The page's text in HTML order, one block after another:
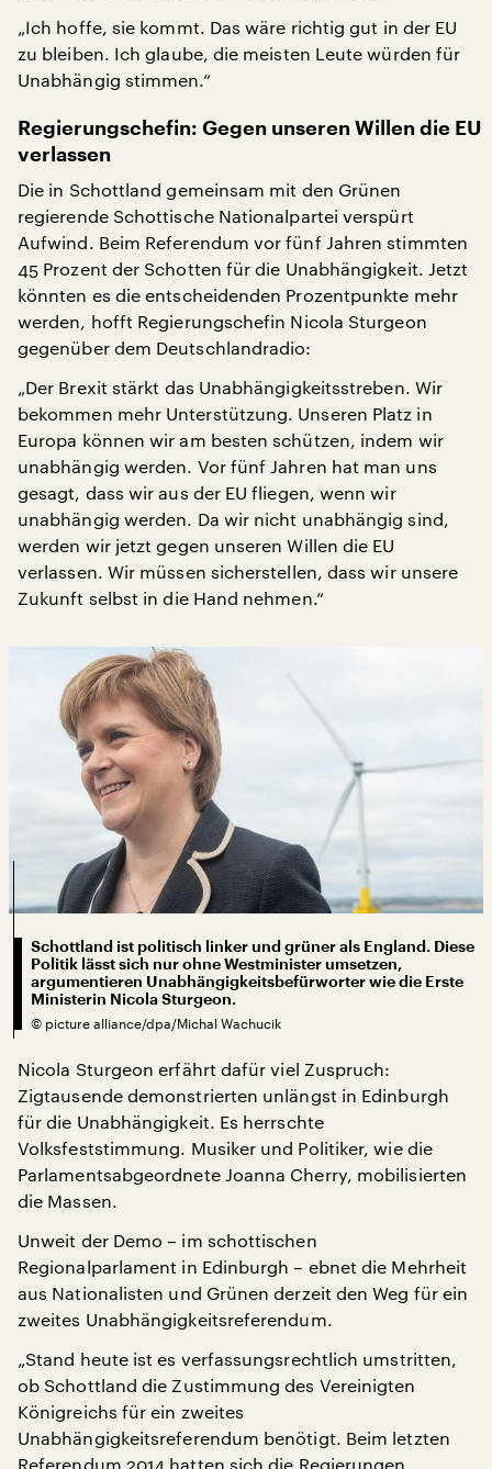
„Ich hoffe, sie kommt. Das wäre richtig gut in der EU
zu bleiben. Ich glaube, die meisten Leute würden für
Unabhängig stimmen.“
Regierungschefin: Gegen unseren Willen die EU
verlassen
Die in Schottland gemeinsam mit den Grünen
regierende Schottische Nationalpartei verspürt
Aufwind. Beim Referendum vor fünf Jahren stimmten
45 Prozent der Schotten für die Unabhängigkeit. Jetzt
könnten es die entscheidenden Prozentpunkte mehr
werden, hofft Regierungschefin Nicola Sturgeon
gegenüber dem Deutschlandradio:
„Der Brexit stärkt das Unabhängigkeitsstreben. Wir
bekommen mehr Unterstützung. Unseren Platz in
Europa können wir am besten schützen, indem wir
unabhängig werden. Vor fünf Jahren hat man uns
gesagt, dass wir aus der EU fliegen, wenn wir
unabhängig werden. Da wir nicht unabhängig sind,
werden wir jetzt gegen unseren Willen die EU
verlassen. Wir müssen sicherstellen, dass wir unsere
Zukunft selbst in die Hand nehmen.“
Schottland ist politisch linker und grüner als England. Diese
Politik lässt sich nur ohne Westminister umsetzen,
argumentieren Unabhängigkeitsbefürworter wie die Erste
Ministerin Nicola Sturgeon.
© picture alliance/dpa/Michal Wachucik
Nicola Sturgeon erfährt dafür viel Zuspruch:
Zigtausende demonstrierten unlängst in Edinburgh
für die Unabhängigkeit. Es herrschte
Volksfeststimmung. Musiker und Politiker, wie die
Parlamentsabgeordnete Joanna Cherry, mobilisierten
die Massen.
Unweit der Demo – im schottischen
Regionalparlament in Edinburgh – ebnet die Mehrheit
aus Nationalisten und Grünen derzeit den Weg für ein
zweites Unabhängigkeitsreferendum.
„Stand heute ist es verfassungsrechtlich umstritten,
ob Schottland die Zustimmung des Vereinigten
Königreichs für ein zweites
Unabhängigkeitsreferendum benötigt. Beim letzten
Referendum 2014 hatten sich die Regierungen